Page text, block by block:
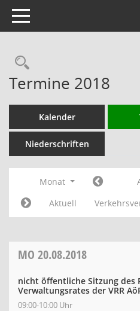
Toggle navigation
Termine 2018
Kalender
Niederschriften
Monat
Aktuell
MO 20.08.2018
nicht öffentliche Sitzung des
Verwaltungsrates der VRR
09:00-10:00 Uhr